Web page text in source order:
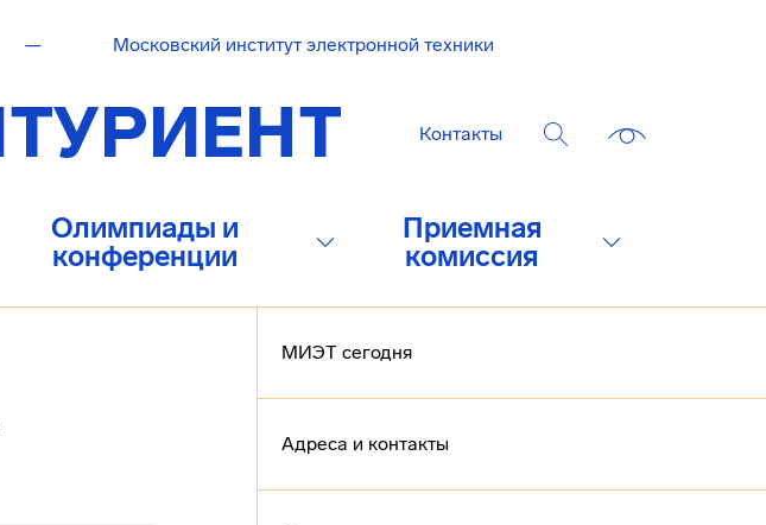
— Московский институт электронной техники
Контакты
Олимпиады и
конференции
Приемная
комиссия
МИЭТ сегодня
Адреса и контакты